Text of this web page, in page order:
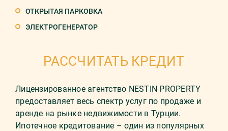
ОТКРЫТАЯ ПАРКОВКА
ЭЛЕКТРОГЕНЕРАТОР
РАССЧИТАТЬ КРЕДИТ
Лицензированное агентство NESTIN PROPERTY
предоставляет весь спектр услуг по продаже и
аренде на рынке недвижимости в Турции.
Ипотечное кредитование – один из популярных